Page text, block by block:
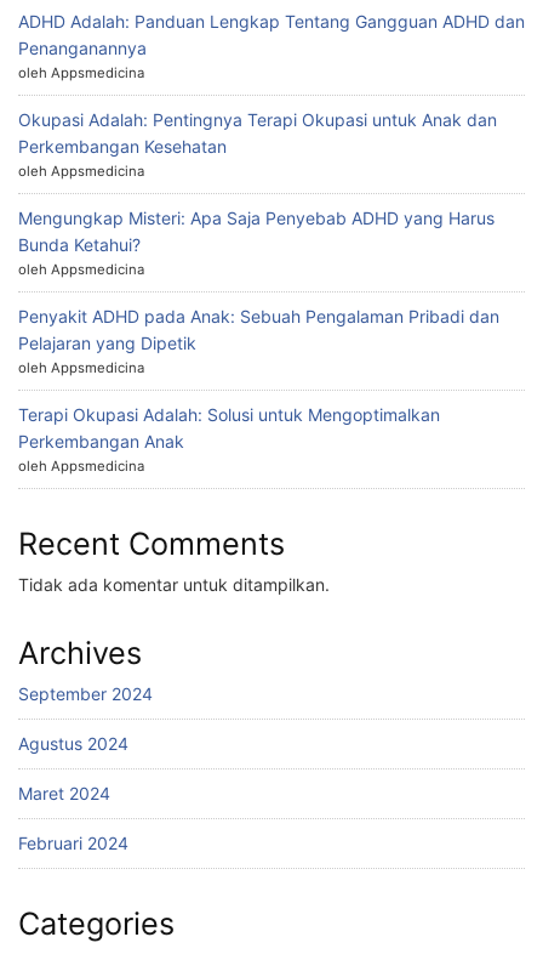
ADHD Adalah: Panduan Lengkap Tentang Gangguan ADHD dan
Penanganannya
oleh Appsmedicina
Okupasi Adalah: Pentingnya Terapi Okupasi untuk Anak dan
Perkembangan Kesehatan
oleh Appsmedicina
Mengungkap Misteri: Apa Saja Penyebab ADHD yang Harus
Bunda Ketahui?
oleh Appsmedicina
Penyakit ADHD pada Anak: Sebuah Pengalaman Pribadi dan
Pelajaran yang Dipetik
oleh Appsmedicina
Terapi Okupasi Adalah: Solusi untuk Mengoptimalkan
Perkembangan Anak
oleh Appsmedicina
Recent Comments
Tidak ada komentar untuk ditampilkan.
Archives
September 2024
Agustus 2024
Maret 2024
Februari 2024
Categories